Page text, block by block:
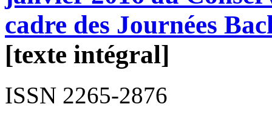
cadre des Journées
[texte intégral]
ISSN 2265-2876